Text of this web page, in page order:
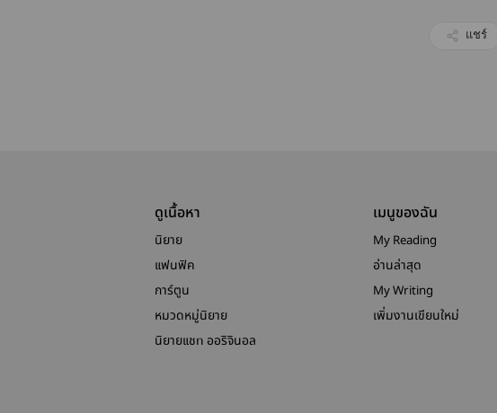
แชร์
ดูเนื้อหา
นิยาย
แฟนฟิค
การ์ตูน
หมวดหมู่นิยาย
นิยายแชท ออริจินอล
เมนูของฉัน
My Reading
อ่านล่าสุด
My Writing
เพิ่มงานเขียนใหม่